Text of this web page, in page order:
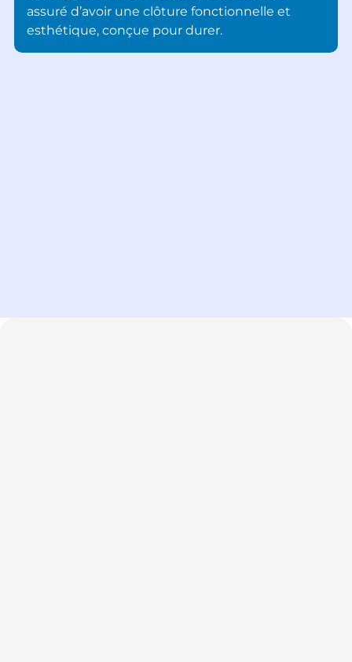
assuré d’avoir une clôture fonctionnelle et
esthétique, conçue pour durer.